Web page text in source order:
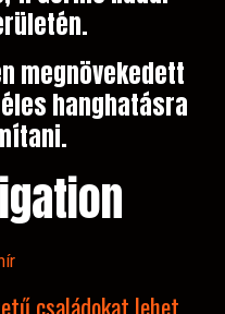
megnövekedett
hanghatásra
családokat lehet